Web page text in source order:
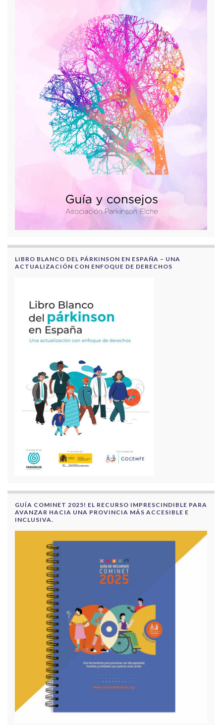
LIBRO BLANCO DEL PÁRKINSON EN ESPAÑA – UNA
ACTUALIZACIÓN CON ENFOQUE DE DERECHOS
GUÍA COMINET 2025! EL RECURSO IMPRESCINDIBLE PARA
AVANZAR HACIA UNA PROVINCIA MÁS ACCESIBLE E
INCLUSIVA.